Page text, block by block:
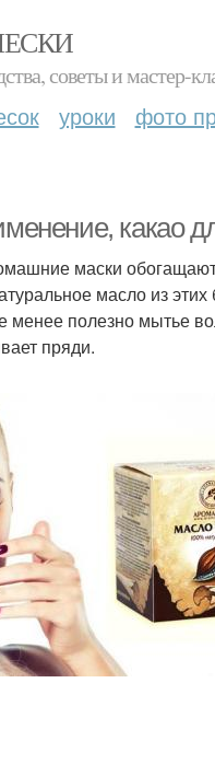
советы и мастер-
уроки фото
какао
маски
масло из
полезно мытье
пряди.